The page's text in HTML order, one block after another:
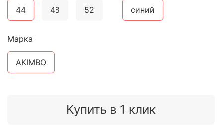
Купить в 1 клик
44 48 52 синий
Марка
AKIMBO